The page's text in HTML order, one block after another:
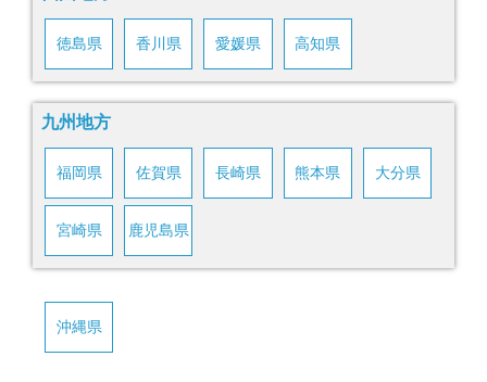
徳島県 香川県 愛媛県 高知県
九州地方
福岡県 佐賀県 長崎県 熊本県 大分県
宮崎県 鹿児島県
沖縄県